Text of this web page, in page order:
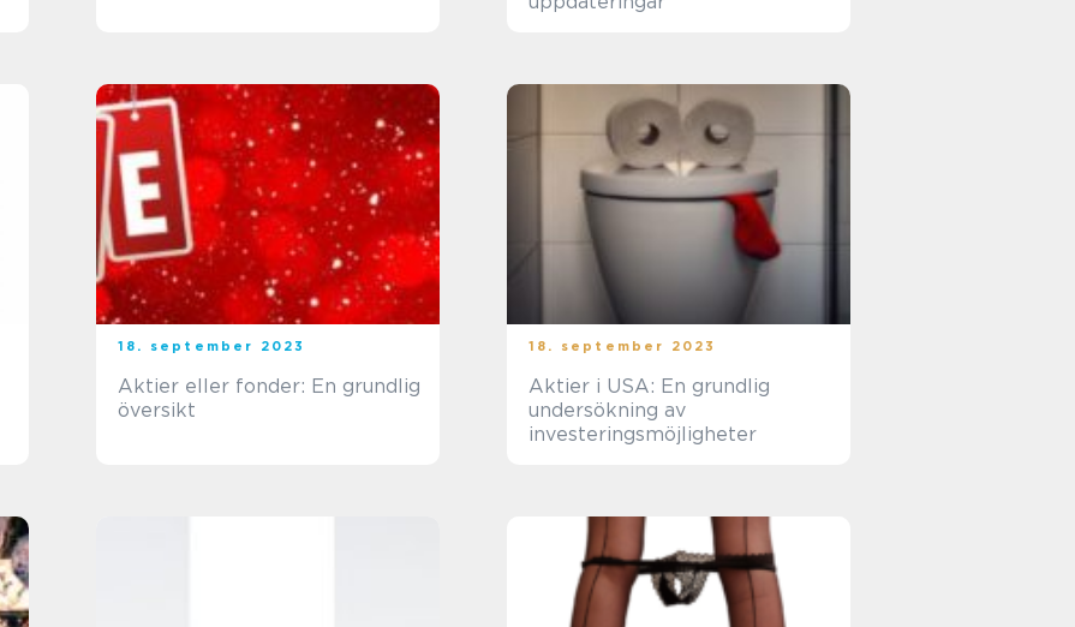
18. september 2023
Aktier eller fonder: En grundlig
översikt
18. september 2023
Aktier i USA: En grundlig
undersökning av
investeringsmöjligheter